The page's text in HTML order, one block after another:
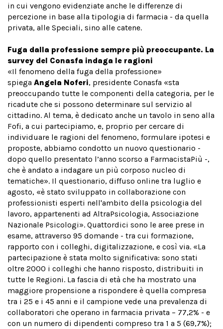
in cui vengono evidenziate anche le differenze di
percezione in base alla tipologia di farmacia - da quella
privata, alle Speciali, sino alle catene.
Fuga dalla professione sempre più preoccupante. La
survey del Conasfa indaga le ragioni
«Il fenomeno della fuga della professione»
spiega Angela Noferi, presidente Conasfa «sta
preoccupando tutte le componenti della categoria, per le
ricadute che si possono determinare sul servizio al
cittadino. Al tema, è dedicato anche un tavolo in seno alla
Fofi, a cui partecipiamo, e, proprio per cercare di
individuare le ragioni del fenomeno, formulare ipotesi e
proposte, abbiamo condotto un nuovo questionario -
dopo quello presentato l’anno scorso a FarmacistaPiù -,
che è andato a indagare un più corposo nucleo di
tematiche». Il questionario, diffuso online tra luglio e
agosto, «è stato sviluppato in collaborazione con
professionisti esperti nell'ambito della psicologia del
lavoro, appartenenti ad AltraPsicologia, Associazione
Nazionale Psicologi». Quattordici sono le aree prese in
esame, attraverso 95 domande - tra cui formazione,
rapporto con i colleghi, digitalizzazione, e così via. «La
partecipazione è stata molto significativa: sono stati
oltre 2000 i colleghi che hanno risposto, distribuiti in
tutte le Regioni. La fascia di età che ha mostrato una
maggiore propensione a rispondere è quella compresa
tra i 25 e i 45 anni e il campione vede una prevalenza di
collaboratori che operano in farmacia privata – 77,2% - e
con un numero di dipendenti compreso tra 1 a 5 (69,7%);